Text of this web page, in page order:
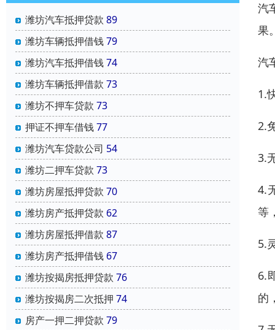
潍坊汽车抵押贷款 89
潍坊车辆抵押借钱79
潍坊汽车抵押借钱74
潍坊车辆抵押借款 73
潍坊不押车贷款 73
押证不押车借钱77
潍坊汽车贷款公司 54
潍坊二押车贷款 73
潍坊房屋抵押贷款 70
潍坊房产抵押贷款 62
潍坊房屋抵押借款 87
潍坊房产抵押借钱 67
潍坊按揭房抵押贷款 76
潍坊按揭房二次抵押 74
房产一押二押贷款 79
汽
果
汽
1.
2.
3.
4.
等
5.
6.
的